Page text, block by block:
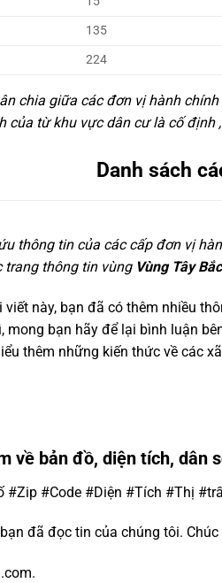
135
224
chia giữa các đơn vị hành
của từ khu vực dân cư là cố
Danh sách
thông tin của các cấp đơn vị
trang thông tin vùng Vùng Tây Bắc
này, bạn đã có thêm nhiều
mong bạn hãy để lại bình luận
thêm những kiến thức về các
về bản đồ, diện tích, dân
#Zip #Code #Diện #Tích #Thị
đã đọc tin của chúng tôi.